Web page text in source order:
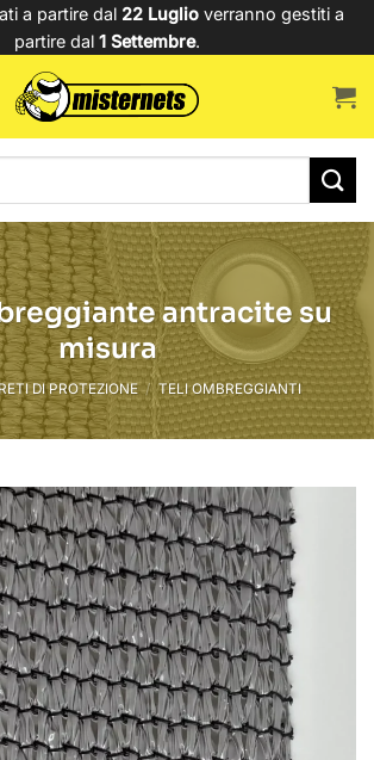
a partire dal 22 Luglioverranno gestiti a
partire dal 1 Settembre.
antracite su
misura
DI PROTEZIONE / TELI OMBREGGIANTI